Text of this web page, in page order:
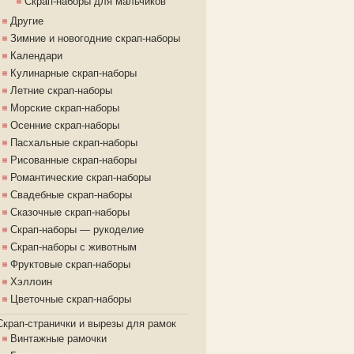
Другие
Зимние и новогодние скрап-наборы
Календари
Кулинарные скрап-наборы
Летние скрап-наборы
Морские скрап-наборы
Осенние скрап-наборы
Пасхальные скрап-наборы
Рисованные скрап-наборы
Романтические скрап-наборы
Свадебные скрап-наборы
Сказочные скрап-наборы
Скрап-наборы — рукоделие
Скрап-наборы с животным
Фруктовые скрап-наборы
Хэллоин
Цветочные скрап-наборы
странички и вырезы для рамок
Винтажные рамочки